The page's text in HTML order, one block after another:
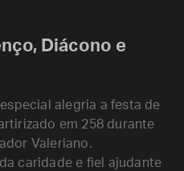
Diácono e
alegria a festa de
em 258 durante
Valeriano.
caridade e fiel ajudante